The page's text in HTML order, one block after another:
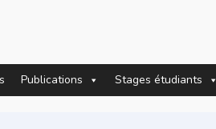
Publications Stages étudiants